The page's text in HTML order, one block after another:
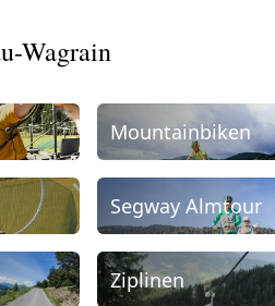
Wagrain
Mountainbiken
Segway Almtour
Ziplinen